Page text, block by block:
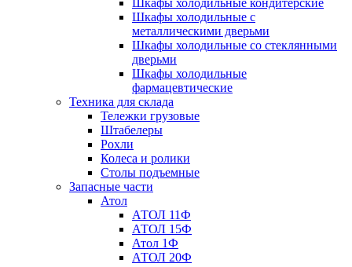
Шкафы холодильные кондитерские
Шкафы холодильные с
металлическими дверьми
Шкафы холодильные со стеклянными
дверьми
Шкафы холодильные
фармацевтические
Техника для склада
Тележки грузовые
Штабелеры
Рохли
Колеса и ролики
Столы подъемные
Запасные части
Атол
АТОЛ 11Ф
АТОЛ 15Ф
Атол 1Ф
АТОЛ 20Ф